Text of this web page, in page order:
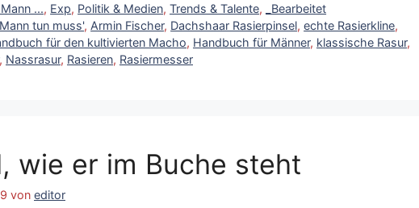
..., Exp, Politik & Medien,Trends & Talente,
_Bearbeitet
tun muss', Armin Fischer, Dachshaar Rasierpinsel,echte Rasierkline,
für den kultivierten Macho, Handbuch für Männer, klassische Rasur,
, Nassrasur, Rasieren, Rasiermesser
wie er im Buche steht
von editor